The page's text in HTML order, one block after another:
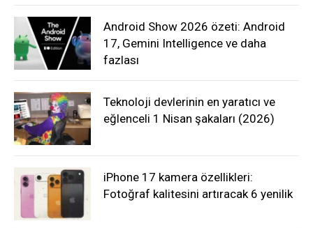
Android Show 2026 özeti: Android
17, Gemini Intelligence ve daha
fazlası
Teknoloji devlerinin en yaratıcı ve
eğlenceli 1 Nisan şakaları (2026)
iPhone 17 kamera özellikleri:
Fotoğraf kalitesini artıracak 6 yenilik